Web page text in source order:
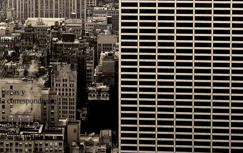
que vence en
in situ, en
Tributaria o de
hora a
y
correspondiente
tipo de